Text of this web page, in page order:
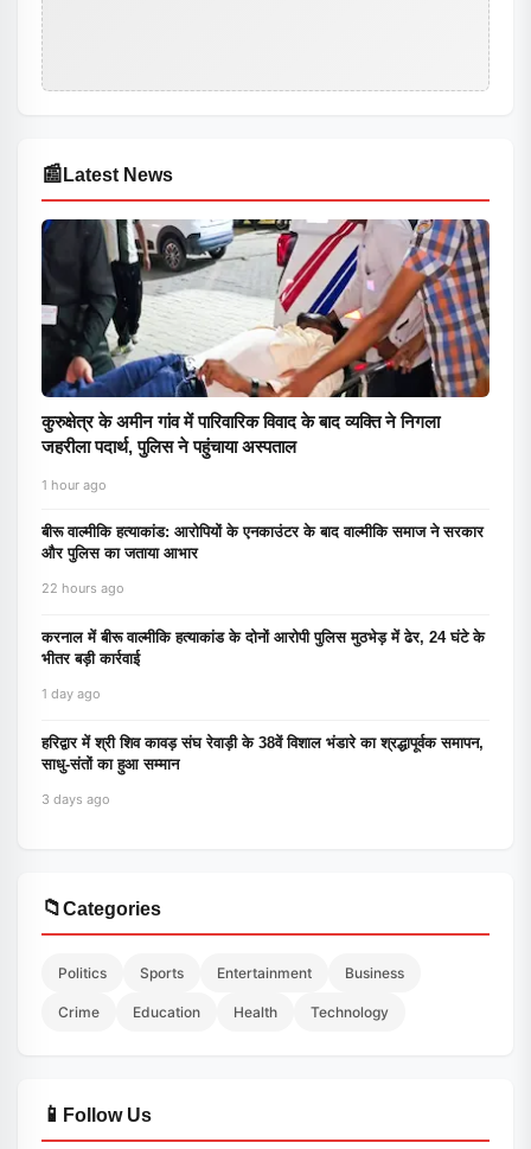
📰 Latest News
कुरुक्षेत्र के अमीन गांव में पारिवारिक विवाद के बाद व्यक्ति ने निगला
जहरीला पदार्थ, पुलिस ने पहुंचाया अस्पताल
1 hour ago
बीरू वाल्मीकि हत्याकांड: आरोपियों के एनकाउंटर के बाद वाल्मीकि समाज ने सरकार
और पुलिस का जताया आभार
22 hours ago
करनाल में बीरू वाल्मीकि हत्याकांड के दोनों आरोपी पुलिस मुठभेड़ में ढेर, 24 घंटे के
भीतर बड़ी कार्रवाई
1 day ago
हरिद्वार में श्री शिव कावड़ संघ रेवाड़ी के 38वें विशाल भंडारे का श्रद्धापूर्वक समापन,
साधु-संतों का हुआ सम्मान
3 days ago
📁Categories
Politics Sports Entertainment Business
Crime Education Health Technology
📱 Follow Us